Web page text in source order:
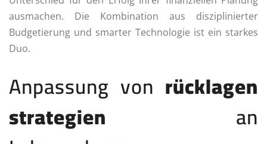
ausmachen. Die Kombination aus disziplinierter
Budgetierung und smarter Technologie ist ein starkes
Duo.
Anpassung von rücklagen
strategien an